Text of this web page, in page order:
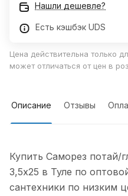
Нашли дешевле?
Есть кэшбэк UDS
Цена действительна только
может отличаться от цен в
Описание Отзывы
Купить Саморез
3,5х25 в Туле по
сантехники по низким